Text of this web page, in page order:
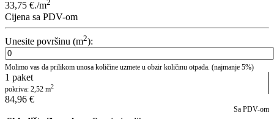
33,75 €./m2
Cijena sa PDV-om
Unesite površinu (m2):
Molimo vas da prilikom unosa količine uzmete u obzir količinu otpada. (najmanje 5%)
1 paket
pokriva: 2,52 m2
84,96 €
Sa PDV-om